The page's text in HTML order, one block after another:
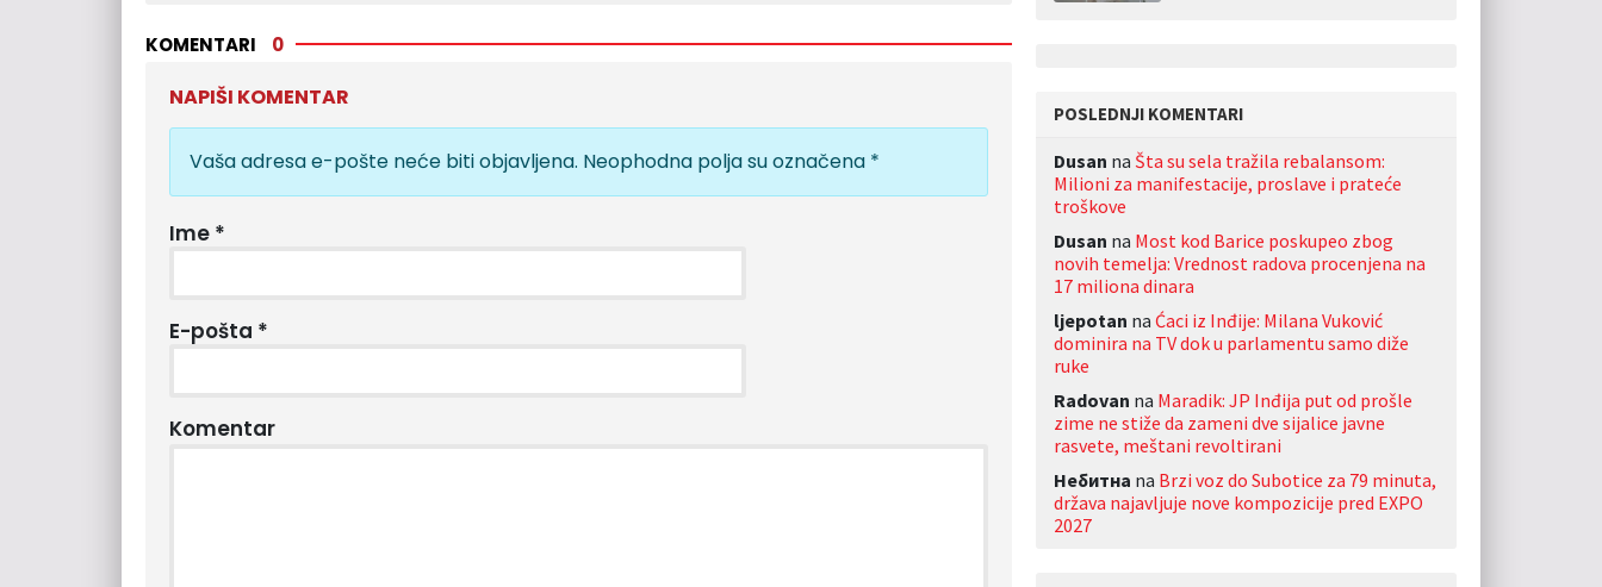
KOMENTARI 0
NAPIŠI KOMENTAR
Vaša adresa e-pošte neće biti objavljena. Neophodna polja su označena *
Ime *
E-pošta *
Komentar
POSLEDNJI KOMENTARI
Dusan na Šta su sela tražila rebalansom:
Milioni za manifestacije, proslave i prateće
troškove
Dusan na Most kod Barice poskupeo zbog
novih temelja: Vrednost radova procenjena na
17 miliona dinara
ljepotan na Ćaci iz Inđije: Milana Vuković
dominira na TV dok u parlamentu samo diže
ruke
Radovan na Maradik: JP Inđija put od prošle
zime ne stiže da zameni dve sijalice javne
rasvete, meštani revoltirani
Небитна na Brzi voz do Subotice za 79 minuta,
država najavljuje nove kompozicije pred EXPO
2027